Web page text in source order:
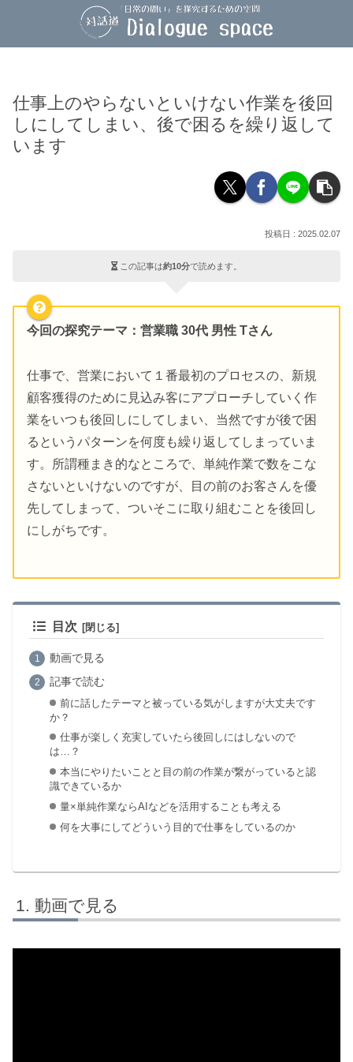
仕事上のやらないといけない作業を後回
しにしてしまい、後で困るを繰り返して
います
2025.02.07
この記事は約10分で読めます。
今回の探究テーマ ：営業職 30代 男性 Tさん
仕事で、営業において１番最初のプロセスの、新規
顧客獲得のために見込み客にアプローチしていく作
業をいつも後回しにしてしまい、当然ですが後で困
るというパターンを何度も繰り返してしまっていま
す。所謂種まき的なところで、単純作業で数をこな
さないといけないのですが、目の前のお客さんを優
先してしまって、ついそこに取り組むことを後回し
にしがちです。
目次
動画で見る
記事で読む
前に話したテーマと被っている気がしますが大丈夫です
か？
仕事が楽しく充実していたら後回しにはしないので
は…？
本当にやりたいことと目の前の作業が繋がっていると認
識できているか
量×単純作業ならAIなどを活用することも考える
何を大事にしてどういう目的で仕事をしているのか
動画で見る